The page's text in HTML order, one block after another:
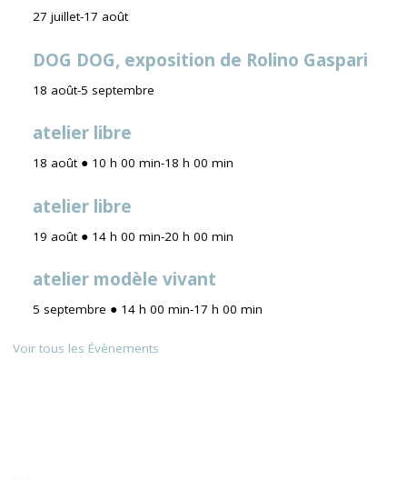
27 juillet-17 août
DOG DOG, exposition de Rolino Gaspari
18 août-5 septembre
atelier libre
18 août ● 10 h 00 min-18 h 00 min
atelier libre
19 août ● 14 h 00 min-20 h 00 min
atelier modèle vivant
5 septembre ● 14 h 00 min-17 h 00 min
Voir tous les Évènements